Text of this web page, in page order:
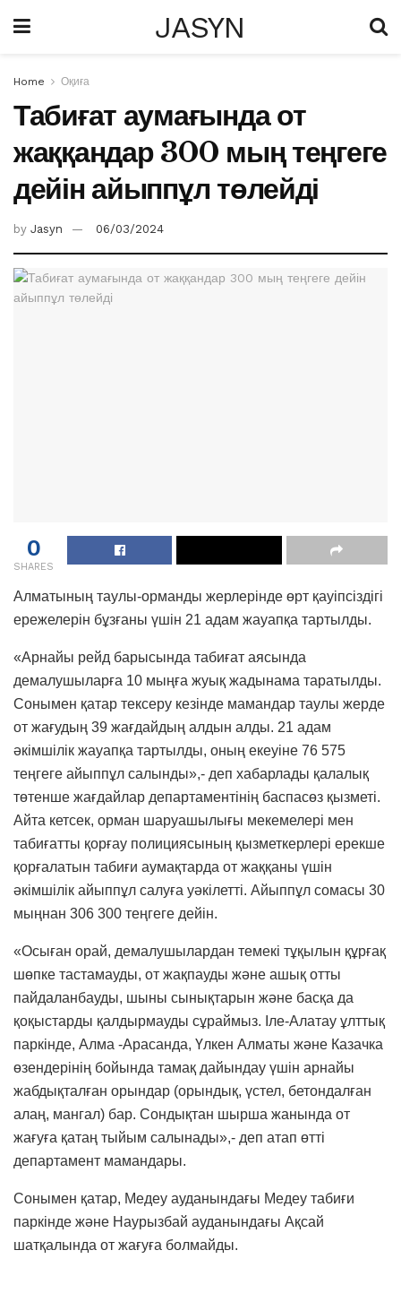
JASYN
Home Оқиға
Табиғат аумағында от
жаққандар 300 мың теңгеге
дейін айыппұл төлейді
by Jasyn 06/03/2024
0
SHARES
Алматының таулы-орманды жерлерінде өрт қауіпсіздігі
ережелерін бұзғаны үшін 21 адам жауапқа тартылды.
«Арнайы рейд барысында табиғат аясында
демалушыларға 10 мыңға жуық жадынама таратылды.
Сонымен қатар тексеру кезінде мамандар таулы жерде
от жағудың 39 жағдайдың алдын алды. 21 адам
әкімшілік жауапқа тартылды, оның екеуіне 76 575
теңгеге айыппұл салынды»,- деп хабарлады қалалық
төтенше жағдайлар департаментінің баспасөз қызметі.
Айта кетсек, орман шаруашылығы мекемелері мен
табиғатты қорғау полициясының қызметкерлері ерекше
қорғалатын табиғи аумақтарда от жаққаны үшін
әкімшілік айыппұл салуға уәкілетті. Айыппұл сомасы 30
мыңнан 306 300 теңгеге дейін.
«Осыған орай, демалушылардан темекі тұқылын құрғақ
шөпке тастамауды, от жақпауды және ашық отты
пайдаланбауды, шыны сынықтарын және басқа да
қоқыстарды қалдырмауды сұраймыз. Іле-Алатау ұлттық
паркінде, Алма -Арасанда, Үлкен Алматы және Казачка
өзендерінің бойында тамақ дайындау үшін арнайы
жабдықталған орындар (орындық, үстел, бетондалған
алаң, мангал) бар. Сондықтан шырша жанында от
жағуға қатаң тыйым салынады»,- деп атап өтті
департамент мамандары.
Сонымен қатар, Медеу ауданындағы Медеу табиғи
паркінде және Наурызбай ауданындағы Ақсай
шатқалында от жағуға болмайды.